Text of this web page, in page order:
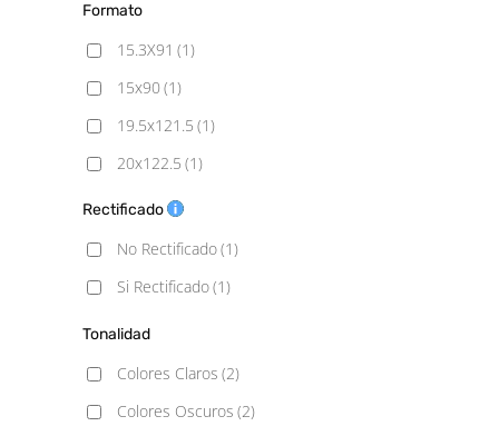
Formato
15.3X91 (1)
15x90 (1)
19.5x121.5 (1)
20x122.5 (1)
23X180(1)
Rectificado
No Rectificado(1)
Si Rectificado(1)
Tonalidad
Colores Claros (2)
Colores Oscuros (2)